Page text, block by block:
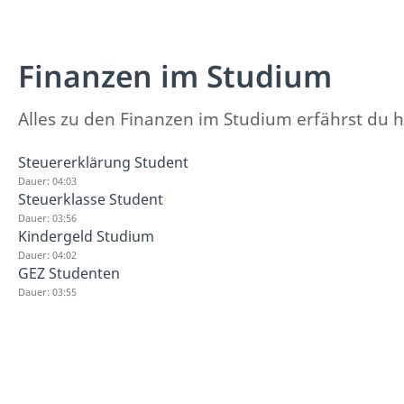
Finanzen im Studium
Alles zu den Finanzen im Studium erfährst du
Steuererklärung Student
Dauer: 04:03
Steuerklasse Student
Dauer: 03:56
Kindergeld Studium
Dauer: 04:02
GEZ Studenten
Dauer: 03:55